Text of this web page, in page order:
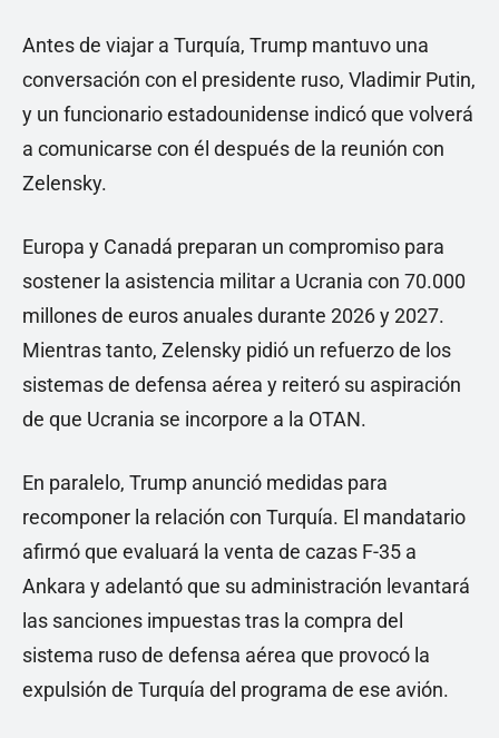
Antes de viajar a Turquía, Trump mantuvo una
conversación con el presidente ruso, Vladimir Putin,
y un funcionario estadounidense indicó que volverá
a comunicarse con él después de la reunión con
Zelensky.
Europa y Canadá preparan un compromiso para
sostener la asistencia militar a Ucrania con 70.000
millones de euros anuales durante 2026 y 2027.
Mientras tanto, Zelensky pidió un refuerzo de los
sistemas de defensa aérea y reiteró su aspiración
de que Ucrania se incorpore a la OTAN.
En paralelo, Trump anunció medidas para
recomponer la relación con Turquía. El mandatario
afirmó que evaluará la venta de cazas F-35 a
Ankara y adelantó que su administración levantará
las sanciones impuestas tras la compra del
sistema ruso de defensa aérea que provocó la
expulsión de Turquía del programa de ese avión.